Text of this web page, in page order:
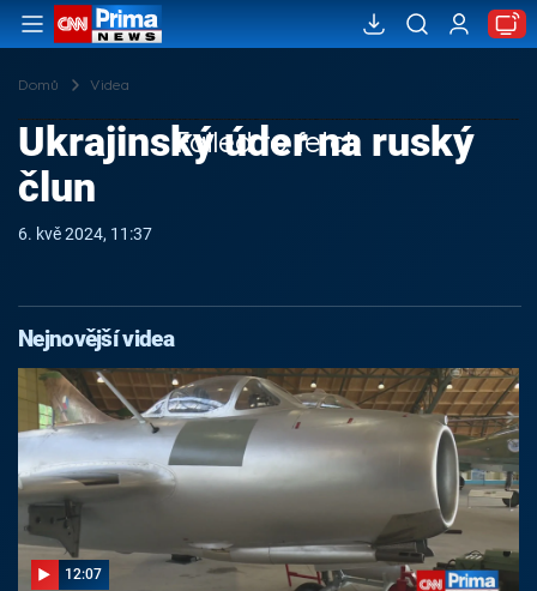
Domů Videa
Failed to fetch
Ukrajinský úder na ruský
člun
6. kvě 2024, 11:37
Nejnovější videa
12:07